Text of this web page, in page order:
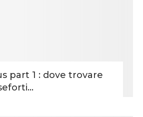
part 1 : dove trovare